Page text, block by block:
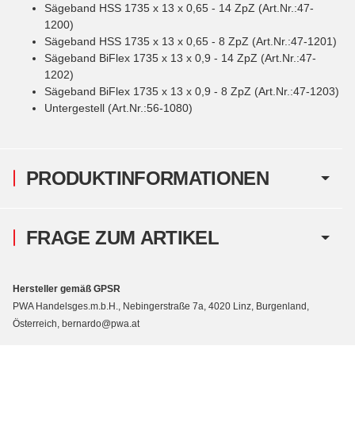
PRODUKTINFORMATIONEN
Sägeband HSS 1735 x 13 x 0,65 - 14 ZpZ (Art.Nr.:47-
1200)
Sägeband HSS 1735 x 13 x 0,65 - 8 ZpZ (Art.Nr.:47-1201)
Sägeband BiFlex 1735 x 13 x 0,9 - 14 ZpZ (Art.Nr.:47-
1202)
Sägeband BiFlex 1735 x 13 x 0,9 - 8 ZpZ (Art.Nr.:47-1203)
Untergestell (Art.Nr.:56-1080)
FRAGE ZUM ARTIKEL
Hersteller gemäß GPSR
PWA Handelsges.m.b.H., Nebingerstraße 7a, 4020 Linz, Burgenland,
Österreich, bernardo@pwa.at